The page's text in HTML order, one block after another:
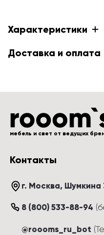
Характеристики
Доставка и оплата
мебель и свет от ведущих
Контакты
г. Москва, Шумкина
8 (800) 533-88-94 (
@roooms_ru_bot